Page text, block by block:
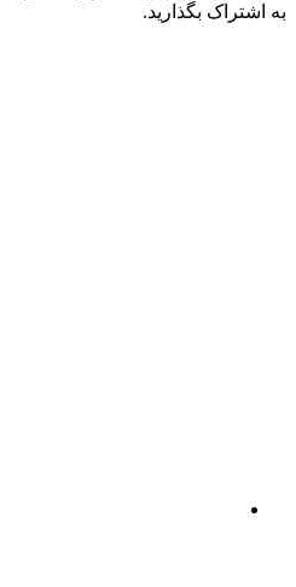
به اشتراک بگذارید.